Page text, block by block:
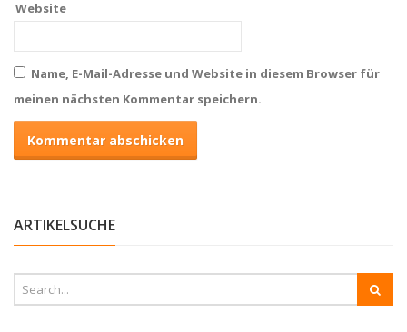
Website
Name, E-Mail-Adresse und Website in diesem Browser für
meinen nächsten Kommentar speichern.
ARTIKELSUCHE